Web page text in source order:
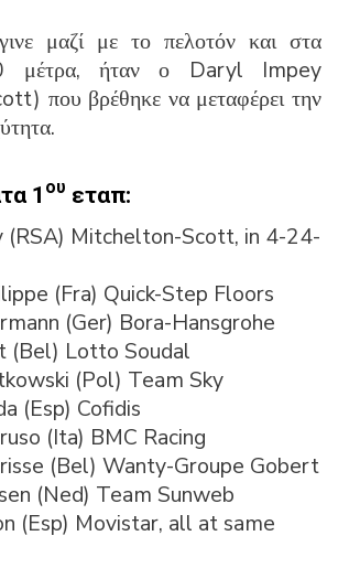
μαζί με το πελοτόν και στα
μέτρα, ήταν ο Daryl Impey
που βρέθηκε να μεταφέρει την
1 ου εταπ:
(RSA) Mitchelton-Scott, in 4-24-
(Fra) Quick-Step Floors
(Ger) Bora-Hansgrohe
(Bel) Lotto Soudal
(Pol) Team Sky
(Esp) Cofidis
(Ita) BMC Racing
(Bel) Wanty-Groupe Gobert
(Ned) Team Sunweb
(Esp) Movistar, all at same